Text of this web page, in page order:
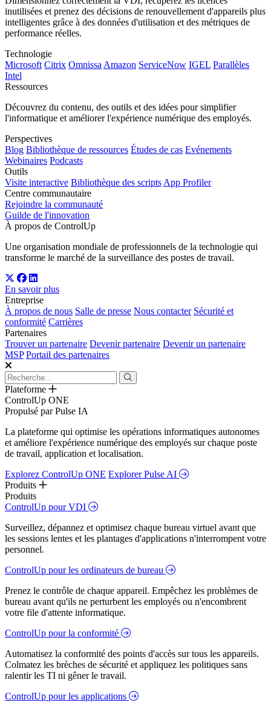
inutilisées et prenez des décisions de renouvellement d'appareils plus
intelligentes grâce à des données d'utilisation et des métriques de
performance réelles.
Technologie
Microsoft Citrix Omnissa Amazon ServiceNow IGEL Parallèles
Intel
Ressources
Découvrez du contenu, des outils et des idées pour simplifier
l'informatique et améliorer l'expérience numérique des employés.
Perspectives
Blog Bibliothèque de ressources Études de cas Evénements
Webinaires Podcasts
Outils
Visite interactive Bibliothèque des scripts App Profiler
Centre communautaire
Rejoindre la communauté
Guilde de l'innovation
À propos de ControlUp
Une organisation mondiale de professionnels de la technologie qui
transforme le marché de la surveillance des postes de travail.
En savoir plus
Entreprise
À propos de nous Salle de presse Nous contacter Sécurité et
conformité Carrières
Partenaires
Trouver un partenaire Devenir partenaire Devenir un partenaire
MSP Portail des partenaires
Plateforme
ControlUp ONE
Propulsé par Pulse IA
La plateforme qui optimise les opérations informatiques autonomes
et améliore l'expérience numérique des employés sur chaque poste
de travail, application et localisation.
Explorez ControlUp ONE Explorer Pulse AI
Produits
Produits
ControlUp pour VDI
Surveillez, dépannez et optimisez chaque bureau virtuel avant que
les sessions lentes et les plantages d'applications n'interrompent votre
personnel.
ControlUp pour les ordinateurs de bureau
Prenez le contrôle de chaque appareil. Empêchez les problèmes de
bureau avant qu'ils ne perturbent les employés ou n'encombrent
votre file d'attente informatique.
ControlUp pour la conformité
Automatisez la conformité des points d'accès sur tous les appareils.
Colmatez les brèches de sécurité et appliquez les politiques sans
ralentir les TI ni gêner le travail.
ControlUp pour les applications